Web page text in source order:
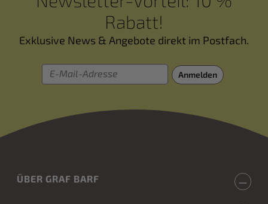
Rabatt!
Exklusive News & Angebote direkt im Postfach.
E-Mail-Adresse
Anmelden
ÜBER GRAF BARF